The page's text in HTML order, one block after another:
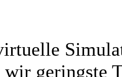
wir geringste